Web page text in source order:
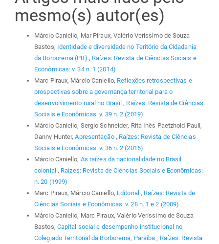
mesmo(s) autor(es)
Márcio Caniello, Mar Piraux, Valério Veríssimo de Souza
Bastos, Identidade e diversidade no Teritório da Cidadania
da Borborema (PB) , Raízes: Revista de Ciências Sociais e
Econômicas: v. 34 n. 1 (2014)
Marc Piraux, Márcio Caniello, Reflexões retrospectivas e
prospectivas sobre a governança territorial para o
desenvolvimento rural no Brasil, Raízes: Revista de Ciências
Sociais e Econômicas: v. 39 n. 2 (2019)
Márcio Caniello, Sergio Schneider, Rita Inês Paetzhold Pauli,
Danny Hunter,Apresentação , Raízes: Revista de Ciências
Sociais e Econômicas: v. 36 n. 2 (2016)
Márcio Caniello, As raízes da nacionalidade no Brasil
colonial , Raízes: Revista de Ciências Sociais e Econômicas:
n. 20 (1999)
Marc Piraux, Márcio Caniello, Editorial, Raízes: Revista de
Ciências Sociais e Econômicas: v. 28 n. 1 e 2 (2009)
Márcio Caniello, Marc Piraux, Valério Veríssimo de Souza
Bastos, Capital social e desempenho institucional no
Colegiado Territorial da Borborema, Paraíba, Raízes: Revista